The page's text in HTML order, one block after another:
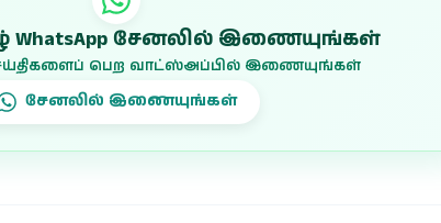
WhatsApp சேனலில் இணையுங்கள்
பெற வாட்ஸ்அப்பில் இணையுங்கள்
சேனலில் இணையுங்கள்